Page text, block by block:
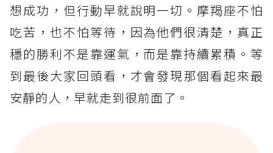
想成功，但行動早就說明一切。摩羯座不怕
吃苦，也不怕等待，因為他們很清楚，真正
穩的勝利不是靠運氣，而是靠持續累積。等
到最後大家回頭看，才會發現那個看起來最
安靜的人，早就走到很前面了。